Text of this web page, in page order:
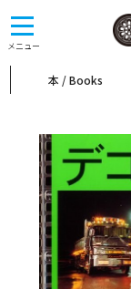
メニュー
toggle
navigation
本 / Books